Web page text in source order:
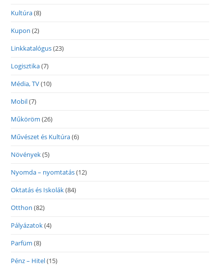
Kultúra(8)
Kupon (2)
Linkkatalógus(23)
Logisztika(7)
Média, TV(10)
Mobil(7)
Műköröm (26)
Művészet és Kultúra(6)
Növények(5)
Nyomda – nyomtatás(12)
Oktatás és Iskolák(84)
Otthon (82)
Pályázatok(4)
Parfüm (8)
Pénz – Hitel(15)